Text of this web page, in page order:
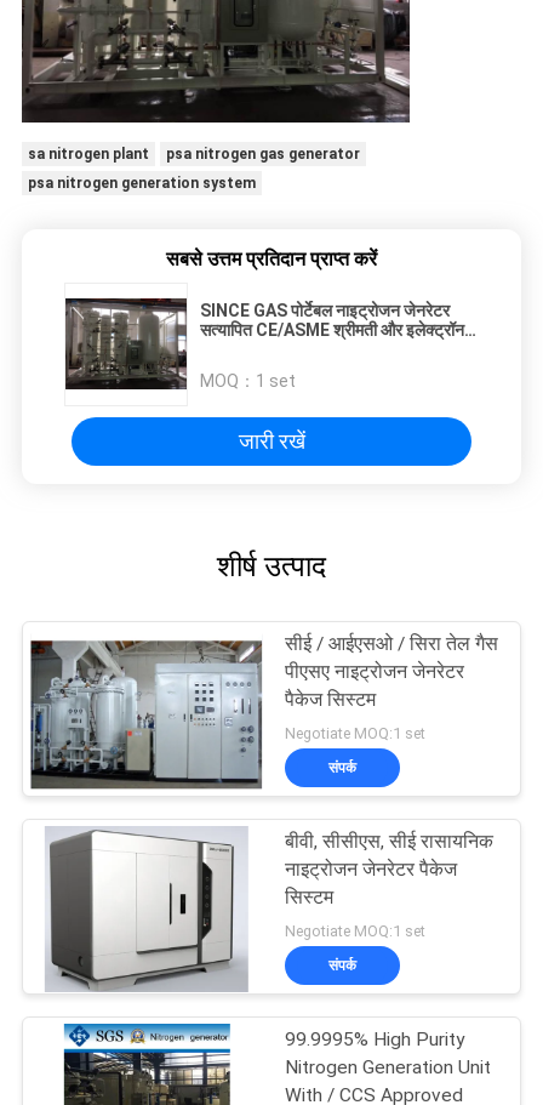
sa nitrogen plant
psa nitrogen gas generator
psa nitrogen generation system
सबसे उत्तम प्रतिदान प्राप्त करें
SINCE GAS पोर्टेबल नाइट्रोजन जेनरेटर
सत्यापित CE/ASME श्रीमती और इलेक्ट्रॉन
MOQ： 1 set
जारी रखें
शीर्ष उत्पाद
सीई / आईएसओ / सिरा तेल गैस
पीएसए नाइट्रोजन जेनरेटर
पैकेज सिस्टम
Negotiate MOQ:1 set
संपर्क
बीवी, सीसीएस, सीई रासायनिक
नाइट्रोजन जेनरेटर पैकेज
सिस्टम
Negotiate MOQ:1 set
संपर्क
99.9995% High Purity
Nitrogen Generation Unit
With / CCS Approved